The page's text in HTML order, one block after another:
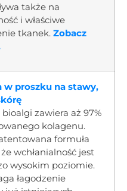
także na
i właściwe
tkanek. Zobacz
w proszku na stawy,
zawiera aż 97%
kolagenu.
formuła
wchłanialność jest
wysokim poziomie.
łagodzenie